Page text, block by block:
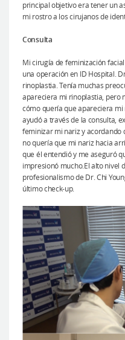
principal objetivo era tener un
mi rostro a los cirujanos de
Consulta
Mi cirugía de feminización
una operación en ID Hospital.
rinoplastia. Tenía muchas
apareciera mi rinoplastia, pero
cómo quería que apareciera mi
ayudó a través de la consulta,
feminizar mi nariz y acordando
no quería que mi nariz hacia
que él entendió y me aseguró
impresionó mucho.El alto nivel
profesionalismo de Dr. Chi
último check-up.